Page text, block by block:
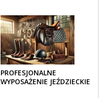
ZIMĄ?
PROFESJONALNE
WYPOSAŻENIE JEŹDZIECKIE